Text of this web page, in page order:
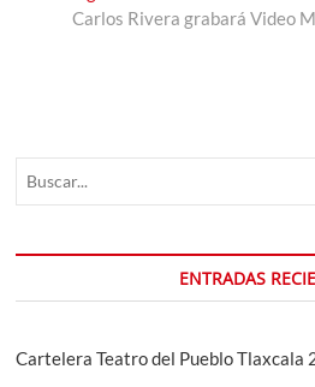
entradas
siguiente:
Carlos Rivera grabará Video
ENTRADAS
Cartelera Teatro del Pueblo Tlaxcala